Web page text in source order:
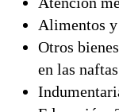
Alimentos
Otros
en las